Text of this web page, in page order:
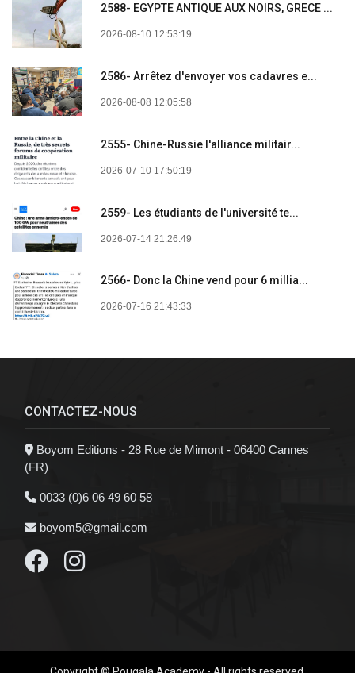
2588- EGYPTE ANTIQUE AUX NOIRS, GRECE ...
2026-08-10 12:53:19
2586- Arrêtez d'envoyer vos cadavres e...
2026-08-08 12:05:58
2555- Chine-Russie l'alliance militair...
2026-07-10 17:50:19
2559- Les étudiants de l'université te...
2026-07-14 21:26:49
2566- Donc la Chine vend pour 6 millia...
2026-07-16 21:43:33
CONTACTEZ-NOUS
Boyom Editions - 28 Rue de Mimont - 06400 Cannes
(FR)
0033 (0)6 06 49 60 58
boyom5@gmail.com